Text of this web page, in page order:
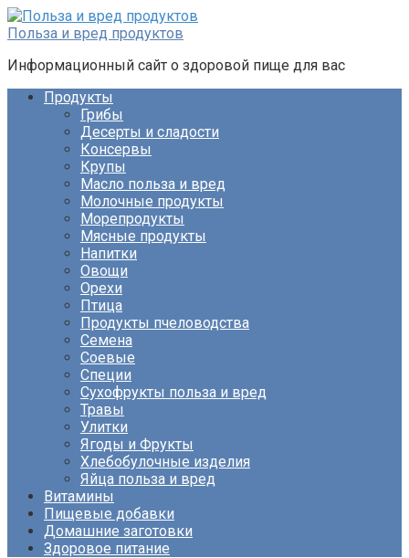
Перейти
к
Польза и вред продуктов
Информационный сайт о здоровой пище для вас
Продукты
Грибы
Десерты и сладости
Консервы
Крупы
Масло польза и вред
Молочные продукты
Морепродукты
Мясные продукты
Напитки
Овощи
Орехи
Птица
Продукты пчеловодства
Семена
Соевые
Специи
Сухофрукты польза и вред
Травы
Улитки
Ягоды и Фрукты
Хлебобулочные изделия
Яйца польза и вред
Витамины
Пищевые добавки
Домашние заготовки
Здоровое питание